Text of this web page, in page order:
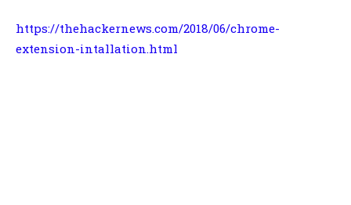
https://thehackernews.com/2018/06/chrome-
extension-intallation.html